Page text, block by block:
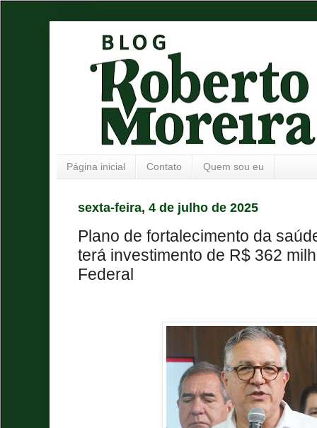
Página inicial Contato Quem sou eu
sexta-feira, 4 de julho de 2025
Plano de fortalecimento da
terá investimento de R$ 362
Federal